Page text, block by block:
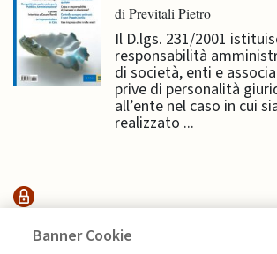
di Previtali Pietro
Il D.lgs. 231/2001
responsabilità
di società, enti e
prive di personalità
all’ente nel caso in cui
realizzato ...
SUSTAINABILITY
Banner Cookie